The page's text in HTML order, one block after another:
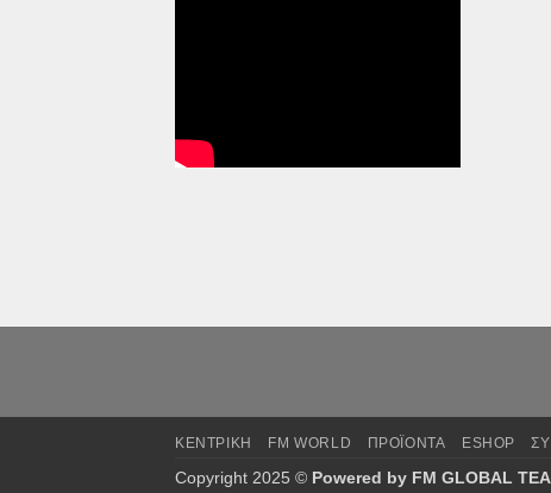
ΚΕΝΤΡΙΚΗ FM WORLD ΠΡΟΪΟΝΤΑ ESHOP
Copyright 2025 © Powered by FM GLOBAL